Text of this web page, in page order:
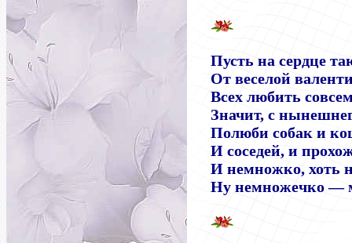
Пусть на сердце
От веселой
Всех любить
Значит, с
Полюби собак и
И соседей, и
И немножко, хоть
Ну немножечко —